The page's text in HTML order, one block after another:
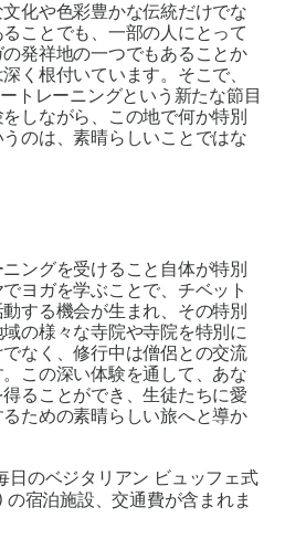
化や色彩豊かな伝統だけでな
ことでも、一部の人にとって
発祥地の一つでもあることか
く根付いています。そこで、
トレーニングという新たな節目
しながら、この地で何か特別
のは、素晴らしいことではな
ングを受けること自体が特別
ヨガを学ぶことで、チベット
する機会が生まれ、その特別
の様々な寺院や寺院を特別に
なく、修行中は僧侶との交流
この深い体験を通して、あな
ることができ、生徒たちに愛
ための素晴らしい旅へと導か
日のベジタリアン ビュッフェ式
宿泊施設、交通費が含まれま